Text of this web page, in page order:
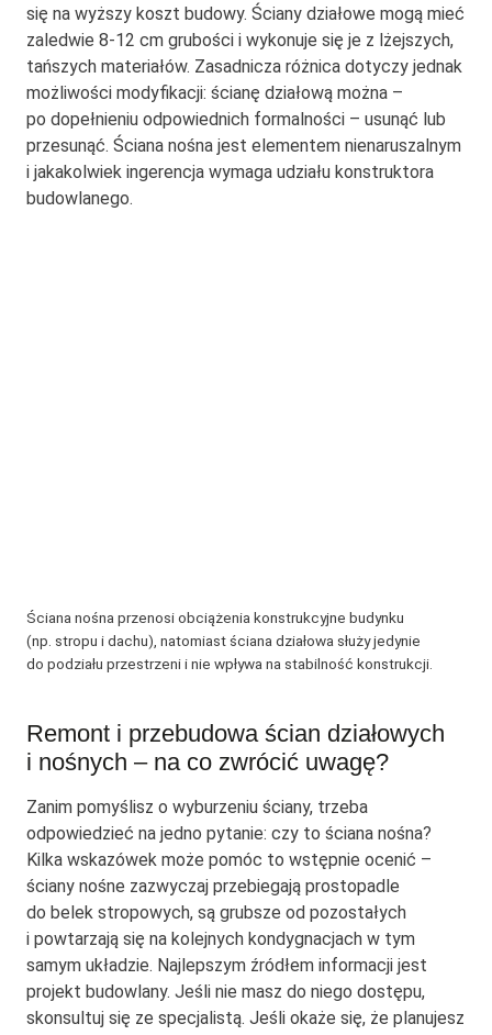
się na wyższy koszt budowy. Ściany działowe mogą mieć
zaledwie 8-12 cm grubości i wykonuje się je z lżejszych,
tańszych materiałów. Zasadnicza różnica dotyczy jednak
możliwości modyfikacji: ścianę działową można –
po dopełnieniu odpowiednich formalności – usunąć lub
przesunąć. Ściana nośna jest elementem nienaruszalnym
i jakakolwiek ingerencja wymaga udziału konstruktora
budowlanego.
Ściana nośna przenosi obciążenia konstrukcyjne budynku
(np. stropu i dachu), natomiast ściana działowa służy jedynie
do podziału przestrzeni i nie wpływa na stabilność konstrukcji.
Remont i przebudowa ścian działowych
i nośnych – na co zwrócić uwagę?
Zanim pomyślisz o wyburzeniu ściany, trzeba
odpowiedzieć na jedno pytanie: czy to ściana nośna?
Kilka wskazówek może pomóc to wstępnie ocenić –
ściany nośne zazwyczaj przebiegają prostopadle
do belek stropowych, są grubsze od pozostałych
i powtarzają się na kolejnych kondygnacjach w tym
samym układzie. Najlepszym źródłem informacji jest
projekt budowlany. Jeśli nie masz do niego dostępu,
skonsultuj się ze specjalistą. Jeśli okaże się, że planujesz